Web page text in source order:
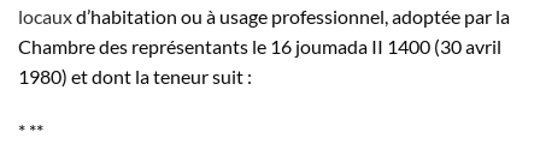
locauxd’habitation ou à usage professionnel, adoptée par la
Chambre des représentants le 16 joumada II 1400 (30 avril
1980) et dont la teneur suit :
* **